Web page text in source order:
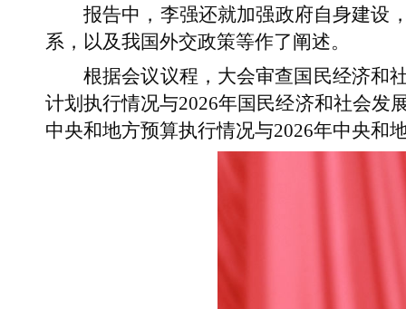
报告中，李强还就加强政府自身建设
系，以及我国外交政策等作了阐述。
根据会议议程，大会审查国民经济和
计划执行情况与2026年国民经济和社会发
中央和地方预算执行情况与2026年中央和